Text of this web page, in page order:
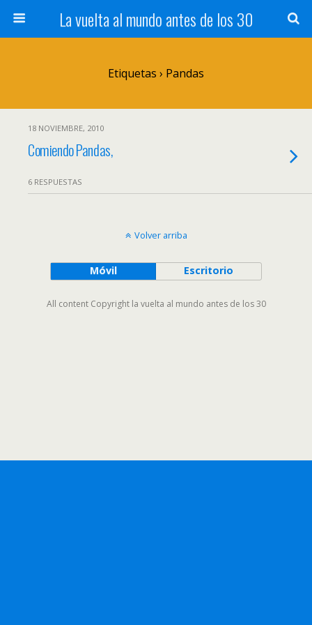
La vuelta al mundo antes de los 30
Etiquetas › Pandas
18 NOVIEMBRE, 2010
Comiendo Pandas,
6 RESPUESTAS
Volver arriba
Móvil Escritorio
All content Copyright la vuelta al mundo antes de los 30